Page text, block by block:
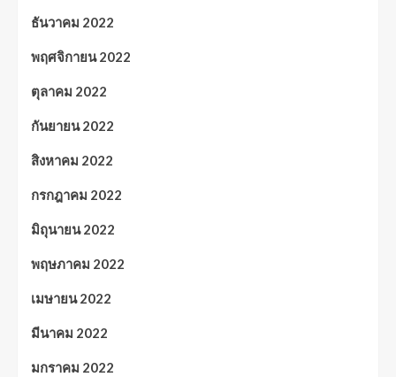
ธันวาคม 2022
พฤศจิกายน 2022
ตุลาคม 2022
กันยายน 2022
สิงหาคม 2022
กรกฎาคม 2022
มิถุนายน 2022
พฤษภาคม 2022
เมษายน 2022
มีนาคม 2022
มกราคม 2022